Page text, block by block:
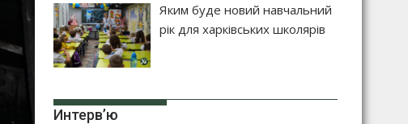
Яким буде новий навчальний
рік для харківських школярів
Интерв’ю